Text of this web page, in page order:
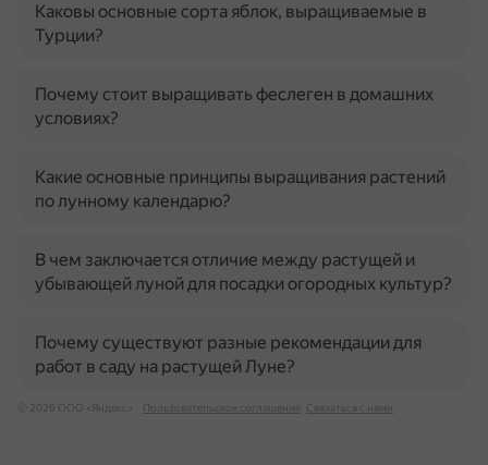
Каковы основные сорта яблок, выращиваемые в
Турции?
Почему стоит выращивать феслеген в домашних
условиях?
Какие основные принципы выращивания растений
по лунному календарю?
В чем заключается отличие между растущей и
убывающей луной для посадки огородных культур?
Почему существуют разные рекомендации для
работ в саду на растущей Луне?
© 2026 ООО «Яндекс» Пользовательское соглашение Связаться с нами